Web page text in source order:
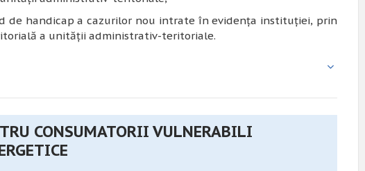
de handicap a cazurilor nou intrate în evidența instituției, prin
a unității administrativ-teritoriale.
CONSUMATORII VULNERABILI